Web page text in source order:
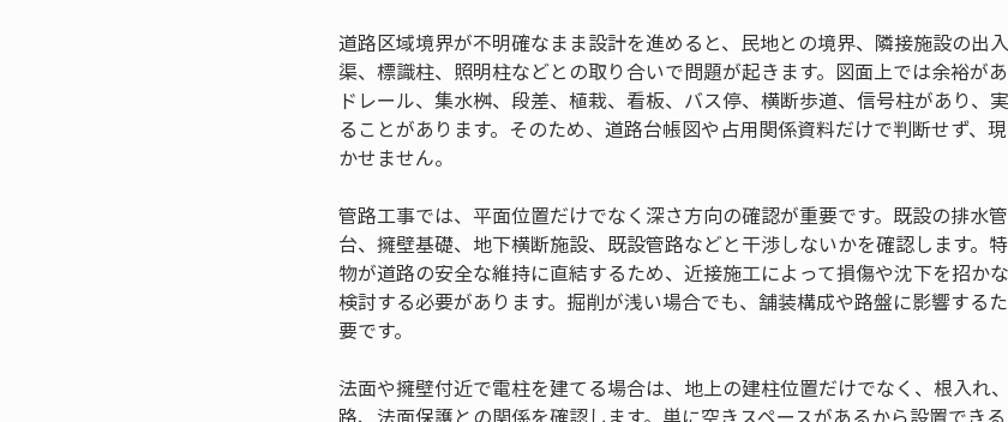
道路区域境界が不明確なまま設計を進めると、民地との境界、隣接施設の出
渠、標識柱、照明柱などとの取り合いで問題が起きます。図面上では余裕が
ドレール、集水桝、段差、植栽、看板、バス停、横断歩道、信号柱があり、
ることがあります。そのため、道路台帳図や占用関係資料だけで判断せず、
かせません。
管路工事では、平面位置だけでなく深さ方向の確認が重要です。既設の排水
台、擁壁基礎、地下横断施設、既設管路などと干渉しないかを確認します。
物が道路の安全な維持に直結するため、近接施工によって損傷や沈下を招か
検討する必要があります。掘削が浅い場合でも、舗装構成や路盤に影響する
要です。
法面や擁壁付近で電柱を建てる場合は、地上の建柱位置だけでなく、根入れ
路、法面保護との関係を確認します。単に空きスペースがあるから設置でき